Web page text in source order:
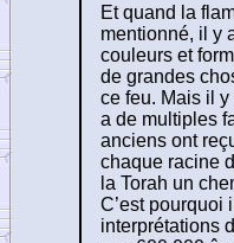
Et quand la
mentionné, il y
couleurs et
de grandes
ce feu. Mais il
a de multiples
anciens ont
chaque racine
la Torah un
C’est pourquoi
interprétations